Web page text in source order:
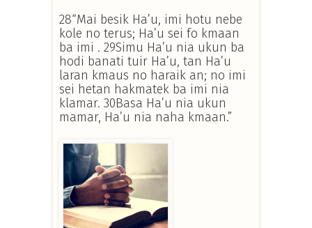
28“Mai besik Ha’u, imi hotu nebe
kole no terus; Ha’u sei fo kmaan
ba imi . 29Simu Ha’u nia ukun ba
hodi banati tuir Ha’u, tan Ha’u
laran kmaus no haraik an; no imi
sei hetan hakmatek ba imi nia
klamar. 30Basa Ha’u nia ukun
mamar, Ha’u nia naha kmaan.”